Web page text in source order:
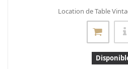
Location de Table